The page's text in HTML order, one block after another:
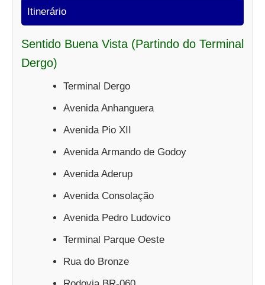
Itinerário
Sentido Buena Vista (Partindo do Terminal
Dergo)
Terminal Dergo
Avenida Anhanguera
Avenida Pio XII
Avenida Armando de Godoy
Avenida Aderup
Avenida Consolação
Avenida Pedro Ludovico
Terminal Parque Oeste
Rua do Bronze